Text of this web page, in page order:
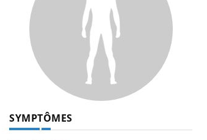
SYMPTÔMES